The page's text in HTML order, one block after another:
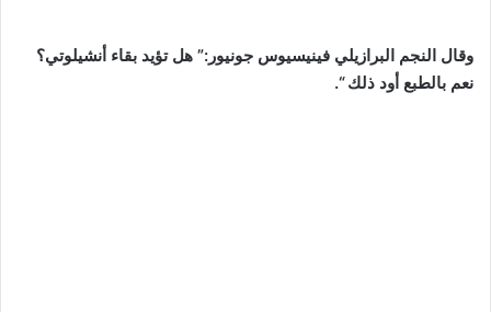
وقال النجم البرازيلي فينيسيوس جونيور:” هل تؤيد بقاء أنشيلوتي؟
نعم بالطبع أود ذلك “.